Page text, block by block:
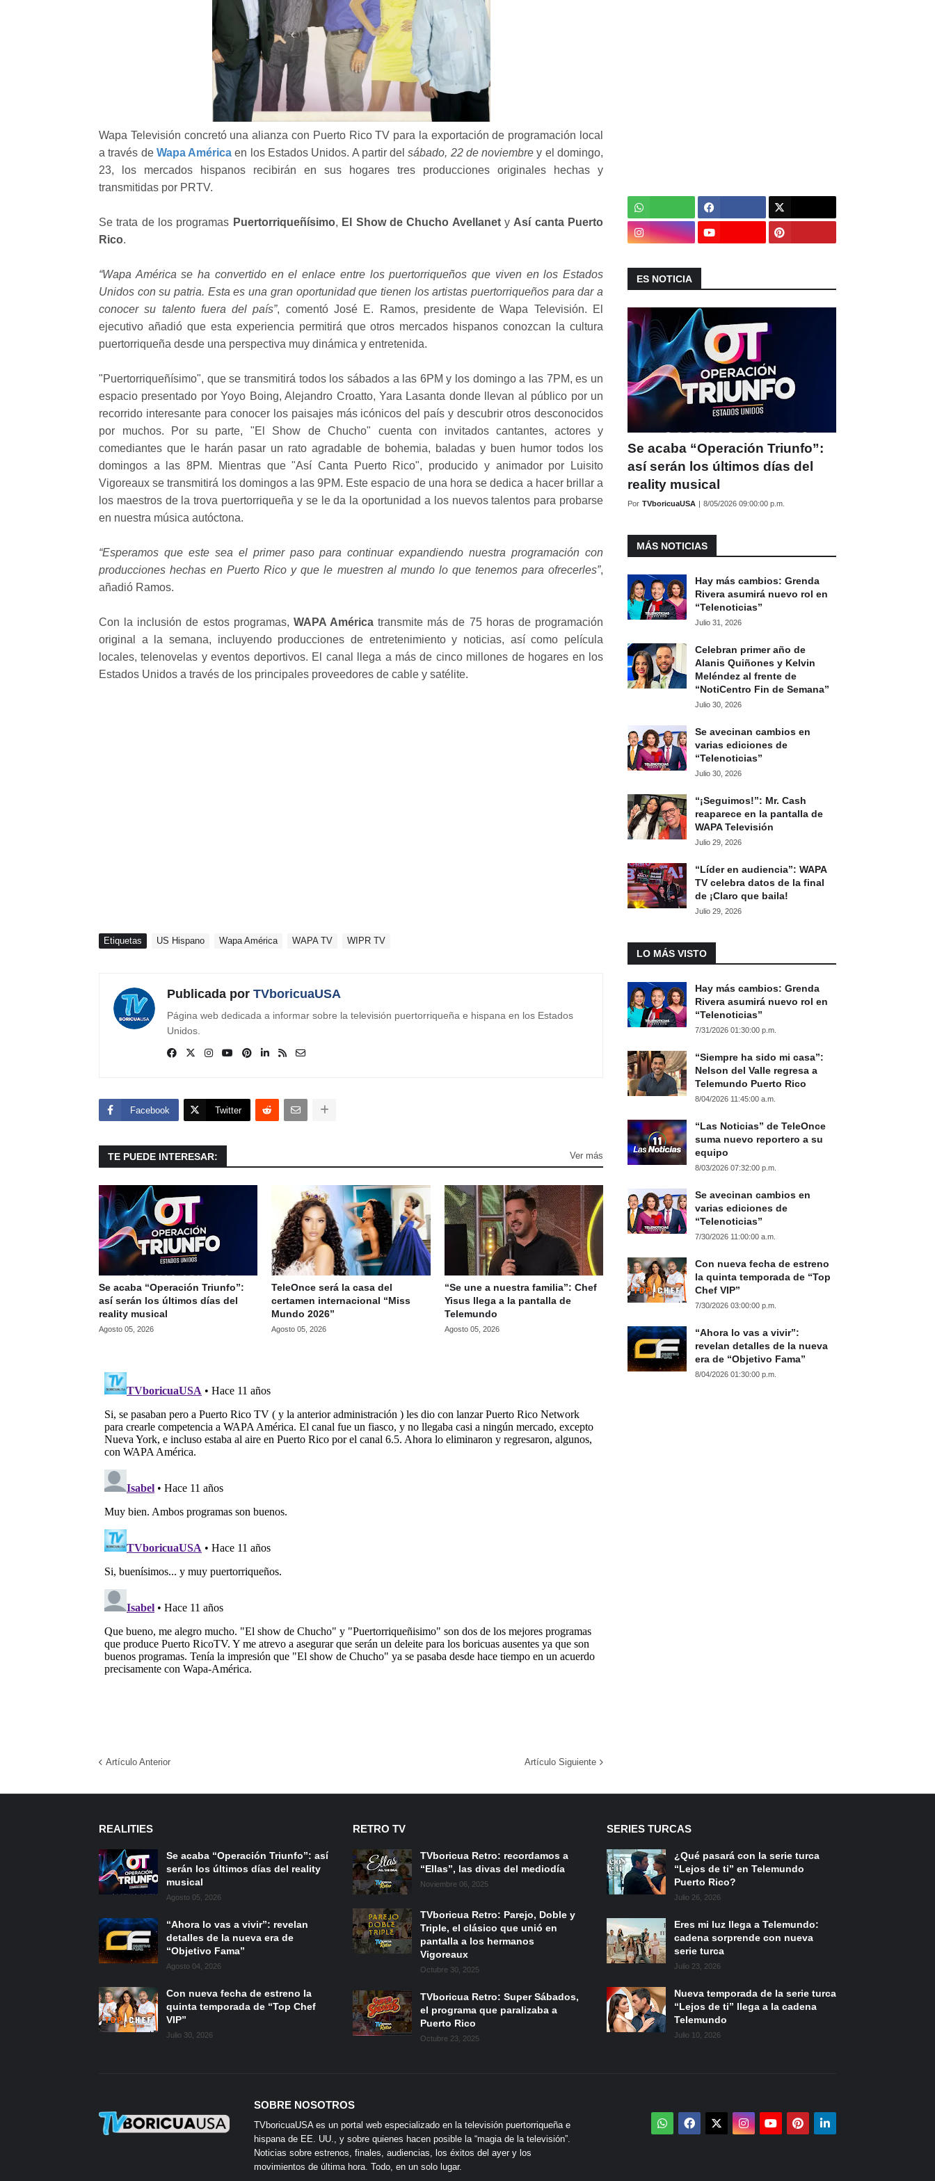
Wapa Televisión concretó una alianza con Puerto Rico TV para la exportación de programación local
a través de Wapa América en los Estados Unidos. A partir delsábado, 22 de noviembre y el domingo,
23, los mercados hispanos recibirán en sus hogares tres producciones originales hechas y
transmitidas por PRTV.
Se trata de los programas Puertorriqueñísimo, El Show de Chucho Avellanety Así canta Puerto
Rico.
“Wapa América se ha convertido en el enlace entre los puertorriqueños que viven en los Estados
Unidos con su patria. Esta es una gran oportunidad que tienen los artistas puertorriqueños para dar a
conocer su talento fuera del país”, comentó José E. Ramos, presidente de Wapa Televisión. El
ejecutivo añadió que esta experiencia permitirá que otros mercados hispanos conozcan la cultura
puertorriqueña desde una perspectiva muy dinámica y entretenida.
"Puertorriqueñísimo", que se transmitirá todos los sábados a las 6PM y los domingo a las 7PM, es un
espacio presentado por Yoyo Boing, Alejandro Croatto, Yara Lasanta donde llevan al público por un
recorrido interesante para conocer los paisajes más icónicos del país y descubrir otros desconocidos
por muchos. Por su parte, "El Show de Chucho" cuenta con invitados cantantes, actores y
comediantes que le harán pasar un rato agradable de bohemia, baladas y buen humor todos los
domingos a las 8PM. Mientras que "Así Canta Puerto Rico", producido y animador por Luisito
Vigoreaux se transmitirá los domingos a las 9PM. Este espacio de una hora se dedica a hacer brillar a
los maestros de la trova puertorriqueña y se le da la oportunidad a los nuevos talentos para probarse
en nuestra música autóctona.
“Esperamos que este sea el primer paso para continuar expandiendo nuestra programación con
producciones hechas en Puerto Rico y que le muestren al mundo lo que tenemos para ofrecerles”,
añadió Ramos.
Con la inclusión de estos programas, WAPA América transmite más de 75 horas de programación
original a la semana, incluyendo producciones de entretenimiento y noticias, así como película
locales, telenovelas y eventos deportivos. El canal llega a más de cinco millones de hogares en los
Estados Unidos a través de los principales proveedores de cable y satélite.
Etiquetas US Hispano Wapa América WAPA TV WIPR TV
Publicada por TVboricuaUSA
Página web dedicada a informar sobre la televisión puertorriqueña e hispana en los Estados
Unidos.
Facebook Twitter
TE PUEDE INTERESAR: Ver más
Se acaba “Operación Triunfo”:
así serán los últimos días del
reality musical
Agosto 05, 2026
TeleOnce será la casa del
certamen internacional “Miss
Mundo 2026”
Agosto 05, 2026
“Se une a nuestra familia”: Chef
Yisus llega a la pantalla de
Telemundo
Agosto 05, 2026
Artículo Anterior Artículo Siguiente
ES NOTICIA
Se acaba “Operación Triunfo”:
así serán los últimos días del
reality musical
Por TVboricuaUSA | 8/05/2026 09:00:00 p.m.
MÁS NOTICIAS
Hay más cambios: Grenda
Rivera asumirá nuevo rol en
“Telenoticias”
Julio 31, 2026
Celebran primer año de
Alanis Quiñones y Kelvin
Meléndez al frente de
“NotiCentro Fin de Semana”
Julio 30, 2026
Se avecinan cambios en
varias ediciones de
“Telenoticias”
Julio 30, 2026
“¡Seguimos!”: Mr. Cash
reaparece en la pantalla de
WAPA Televisión
Julio 29, 2026
“Líder en audiencia”: WAPA
TV celebra datos de la final
de ¡Claro que baila!
Julio 29, 2026
LO MÁS VISTO
Hay más cambios: Grenda
Rivera asumirá nuevo rol en
“Telenoticias”
7/31/2026 01:30:00 p.m.
“Siempre ha sido mi casa”:
Nelson del Valle regresa a
Telemundo Puerto Rico
8/04/2026 11:45:00 a.m.
“Las Noticias” de TeleOnce
suma nuevo reportero a su
equipo
8/03/2026 07:32:00 p.m.
Se avecinan cambios en
varias ediciones de
“Telenoticias”
7/30/2026 11:00:00 a.m.
Con nueva fecha de estreno
la quinta temporada de “Top
Chef VIP”
7/30/2026 03:00:00 p.m.
“Ahora lo vas a vivir”:
revelan detalles de la nueva
era de “Objetivo Fama”
8/04/2026 01:30:00 p.m.
REALITIES
Se acaba “Operación Triunfo”: así
serán los últimos días del reality
musical
Agosto 05, 2026
“Ahora lo vas a vivir”: revelan
detalles de la nueva era de
“Objetivo Fama”
Agosto 04, 2026
Con nueva fecha de estreno la
quinta temporada de “Top Chef
VIP”
Julio 30, 2026
RETRO TV
TVboricua Retro: recordamos a
“Ellas”, las divas del mediodía
Noviembre 06, 2025
TVboricua Retro: Parejo, Doble y
Triple, el clásico que unió en
pantalla a los hermanos
Vigoreaux
Octubre 30, 2025
TVboricua Retro: Super Sábados,
el programa que paralizaba a
Puerto Rico
Octubre 23, 2025
SERIES TURCAS
¿Qué pasará con la serie turca
“Lejos de ti” en Telemundo
Puerto Rico?
Julio 26, 2026
Eres mi luz llega a Telemundo:
cadena sorprende con nueva
serie turca
Julio 23, 2026
Nueva temporada de la serie turca
“Lejos de ti” llega a la cadena
Telemundo
Julio 10, 2026
SOBRE NOSOTROS
TVboricuaUSA es un portal web especializado en la televisión puertorriqueña e
hispana de EE. UU., y sobre quienes hacen posible la “magia de la televisión”.
Noticias sobre estrenos, finales, audiencias, los éxitos del ayer y los
movimientos de última hora. Todo, en un solo lugar.